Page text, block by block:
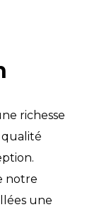
richesse
notre
une